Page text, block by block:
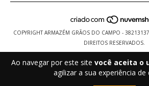
Ao navegar por este site você aceita o
agilizar a sua experiência de
COPYRIGHT ARMAZÉM GRÃOS DO CAMPO -
DIREITOS RESERVADOS.